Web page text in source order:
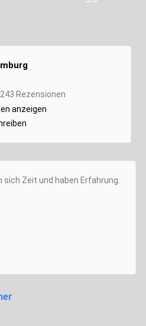
Rezensionen
anzeigen
sich Zeit und haben Erfahrung.